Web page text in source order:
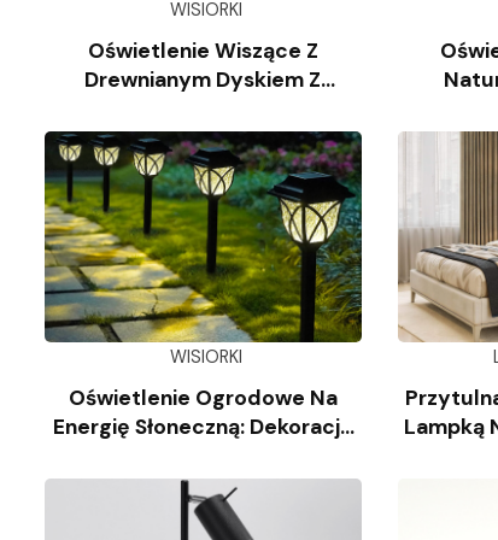
WISIORKI
Oświetlenie Wiszące Z
Drewnianym Dyskiem Z
WISIORKI
Oświetlenie Ogrodowe Na
Energię Słoneczną: Dekoracja
Lampką